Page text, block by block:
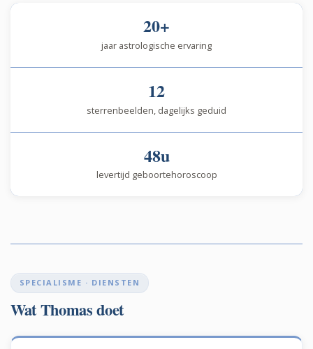
20+
jaar astrologische ervaring
12
sterrenbeelden, dagelijks geduid
48u
levertijd geboortehoroscoop
SPECIALISME · DIENSTEN
Wat Thomas doet